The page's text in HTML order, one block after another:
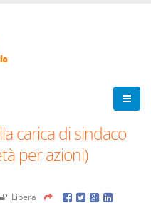
carica di sindaco
per azioni)
Libera